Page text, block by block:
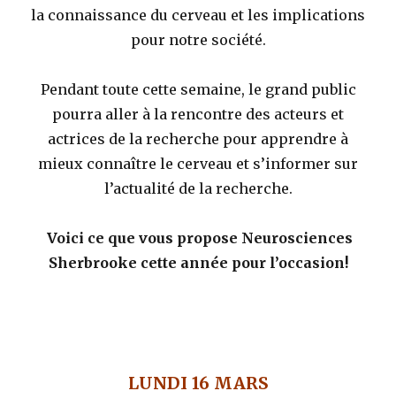
la connaissance du cerveau et les implications
pour notre société.
Pendant toute cette semaine, le grand public
pourra aller à la rencontre des acteurs et
actrices de la recherche pour apprendre à
mieux connaître le cerveau et s’informer sur
l’actualité de la recherche.
Voici ce que vous propose Neurosciences
Sherbrooke cette année pour l’occasion!
LUNDI 16 MARS